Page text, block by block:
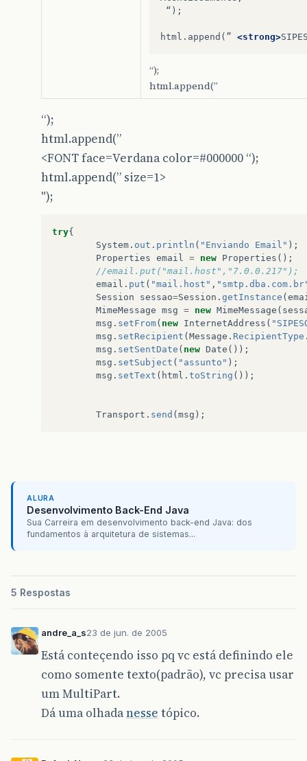
“);
html.append(” <strong>
“);
html.append(”
“);
html.append(”
<FONT face=Verdana color=#000000 “);
html.append(” size=1>
");
try{
System . out . println ( "Enviando Email" );
Properties email = new Properties ();
//email.put("mail.host","7.0.0.217");
email . put ( "mail.host" ,
Session
sessao=Session . getInstance (
MimeMessage msg = new MimeMessage (
msg . setFrom( new InternetAddress (
msg . setRecipient ( Message . RecipientType
msg . setSentDate ( new Date ());
msg . setSubject ( "assunto" );
msg . setText ( html . toString ());
Transport . send ( msg );
ALURA
Desenvolvimento Back-End Java
Sua Carreira em desenvolvimento back-end Java: dos
fundamentos à arquitetura de sistemas...
5 Respostas
andre_a_s23 de jun. de 2005
Está conteçendo isso pq vc está definindo ele
como somente texto(padrão), vc precisa usar
um MultiPart.
Dá uma olhadanesse tópico.